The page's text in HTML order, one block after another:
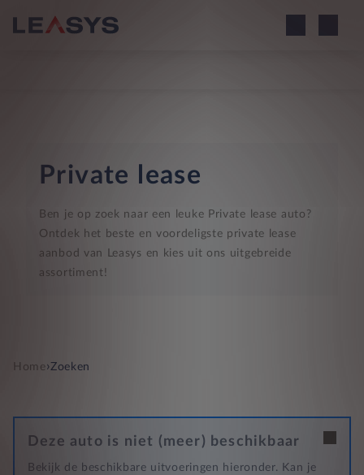
Private lease
Ben je op zoek naar een leuke Private lease auto?
Ontdek het beste en voordeligste private lease
aanbod van Leasys en kies uit ons uitgebreide
assortiment!
Home›Zoeken
Deze auto is niet (meer) beschikbaar
Bekijk de beschikbare uitvoeringen hieronder. Kan je